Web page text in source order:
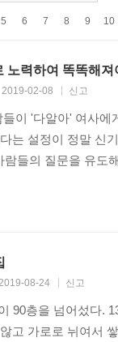
5 6 7 8 9 10
노력하여 똑똑해져
2019-02-08 신고
이 '다알아' 여사
는 설정이 정말 신
람들의 질문을 유도
08-24 신고
90층을 넘어섰다.
고 가로로 뉘여서